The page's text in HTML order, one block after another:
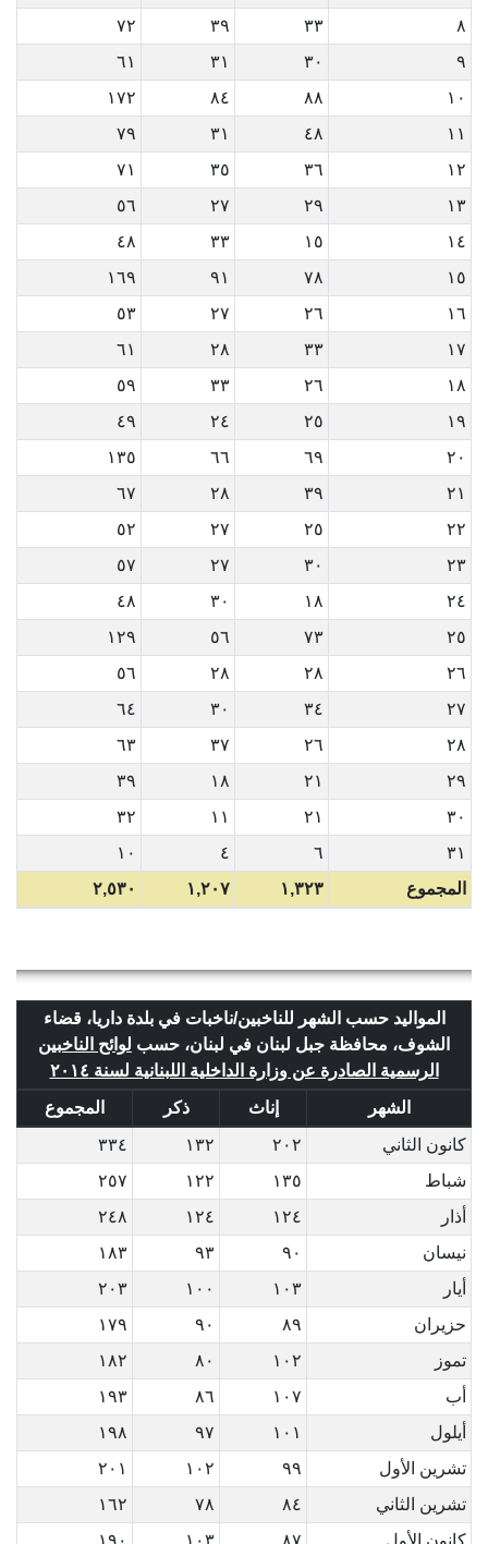
٨
٣٣ ٣٩
٧٢
٩
٣٠ ٣١
٦١
١٠
٨٨ ٨٤
١٧٢
١١
٤٨ ٣١
٧٩
١٢
٣٦ ٣٥
٧١
١٣
٢٩ ٢٧
٥٦
١٤
١٥ ٣٣
٤٨
١٥
٧٨ ٩١
١٦٩
١٦
٢٦ ٢٧
٥٣
١٧
٣٣ ٢٨
٦١
١٨
٢٦ ٣٣
٥٩
١٩
٢٥ ٢٤
٤٩
٢٠
٦٩ ٦٦
١٣٥
٢١
٣٩ ٢٨
٦٧
٢٢
٢٥ ٢٧
٥٢
٢٣
٣٠ ٢٧
٥٧
٢٤
١٨ ٣٠
٤٨
٢٥
٧٣ ٥٦
١٢٩
٢٦
٢٨ ٢٨
٥٦
٢٧
٣٤ ٣٠
٦٤
٢٨
٢٦ ٣٧
٦٣
٢٩
٢١ ١٨
٣٩
٣٠
٢١ ١١
٣٢
٣١
٦ ٤
١٠
المجموع
١,٣٢٣ ١,٢٠٧ ٢,٥٣٠
المواليد حسب الشهر للناخبين/ناخبات في بلدة داريا، قضاء
الشوف، محافظة جبل لبنان في لبنان، حسب لوائح الناخبين
الرسمية الصادرة عن وزارة الداخلية اللبنانية لسنة ٢٠١٤
الشهر
إناث ذكر
المجموع
كانون الثاني
٢٠٢ ١٣٢
٣٣٤
شباط
١٣٥ ١٢٢
٢٥٧
أذار
١٢٤ ١٢٤
٢٤٨
نيسان
٩٠ ٩٣
١٨٣
أيار
١٠٣ ١٠٠
٢٠٣
حزيران
٨٩ ٩٠
١٧٩
تموز
١٠٢ ٨٠
١٨٢
أب
١٠٧ ٨٦
١٩٣
أيلول
١٠١ ٩٧
١٩٨
تشرين الأول
٩٩ ١٠٢
٢٠١
تشرين الثاني
٨٤ ٧٨
١٦٢
كانون الأول
٨٧ ١٠٣ ١٩٠